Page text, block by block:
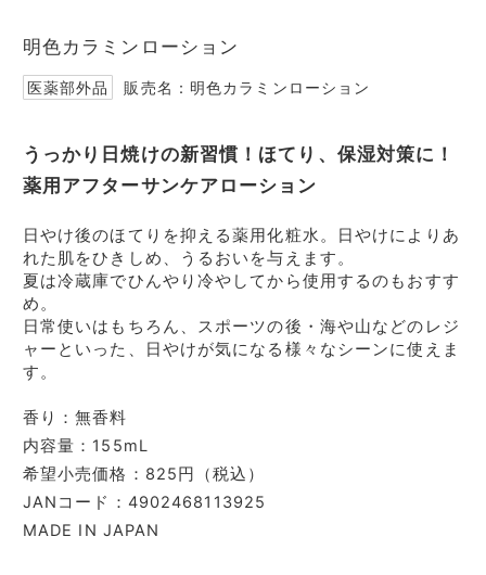
2
m
1
o
2
明色カラミンローション
医薬部外品 販売名：明色カラミンローション
うっかり日焼けの新習慣！ほてり、保湿対策に！
薬用アフターサンケアローション
日やけ後のほてりを抑える薬用化粧水。日やけによりあ
れた肌をひきしめ、うるおいを与えます。
夏は冷蔵庫でひんやり冷やしてから使用するのもおすす
め。
日常使いはもちろん、スポーツの後・海や山などのレジ
ャーといった、日やけが気になる様々なシーンに使えま
す。
香り：無香料
内容量：155mL
希望小売価格：825円（税込）
JANコード：4902468113925
MADE IN JAPAN